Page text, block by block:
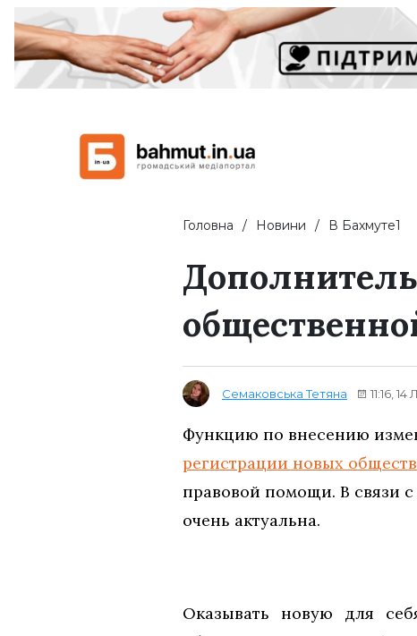
Головна Новини В Бахмуте1
Семаковська Тетяна 11:16,
Функцию по внесению
регистрации новых
правовой помощи. В связи
очень актуальна.
Оказывать новую для